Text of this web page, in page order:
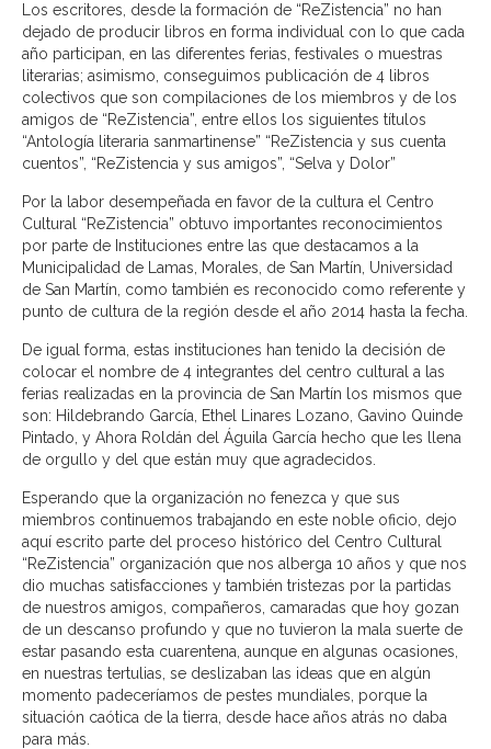
Los escritores, desde la formación de “ReZistencia” no han
dejado de producir libros en forma individual con lo que cada
año participan, en las diferentes ferias, festivales o muestras
literarias; asimismo, conseguimos publicación de 4 libros
colectivos que son compilaciones de los miembros y de los
amigos de “ReZistencia”, entre ellos los siguientes títulos
“Antología literaria sanmartinense” “ReZistencia y sus cuenta
cuentos”, “ReZistencia y sus amigos”, “Selva y Dolor”
Por la labor desempeñada en favor de la cultura el Centro
Cultural “ReZistencia” obtuvo importantes reconocimientos
por parte de Instituciones entre las que destacamos a la
Municipalidad de Lamas, Morales, de San Martín, Universidad
de San Martín, como también es reconocido como referente y
punto de cultura de la región desde el año 2014 hasta la fecha.
De igual forma, estas instituciones han tenido la decisión de
colocar el nombre de 4 integrantes del centro cultural a las
ferias realizadas en la provincia de San Martín los mismos que
son: Hildebrando García, Ethel Linares Lozano, Gavino Quinde
Pintado, y Ahora Roldán del Águila García hecho que les llena
de orgullo y del que están muy que agradecidos.
Esperando que la organización no fenezca y que sus
miembros continuemos trabajando en este noble oficio, dejo
aquí escrito parte del proceso histórico del Centro Cultural
“ReZistencia” organización que nos alberga 10 años y que nos
dio muchas satisfacciones y también tristezas por la partidas
de nuestros amigos, compañeros, camaradas que hoy gozan
de un descanso profundo y que no tuvieron la mala suerte de
estar pasando esta cuarentena, aunque en algunas ocasiones,
en nuestras tertulias, se deslizaban las ideas que en algún
momento padeceríamos de pestes mundiales, porque la
situación caótica de la tierra, desde hace años atrás no daba
para más.